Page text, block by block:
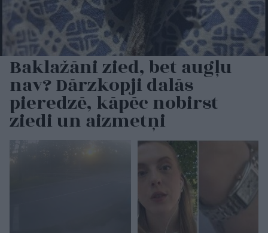
Baklažāni zied, bet augļu
nav? Dārzkopji dalās
pieredzē, kāpēc nobirst
ziedi un aizmetņi